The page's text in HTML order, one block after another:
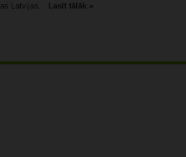
Latvijas.
Lasīt tālāk »